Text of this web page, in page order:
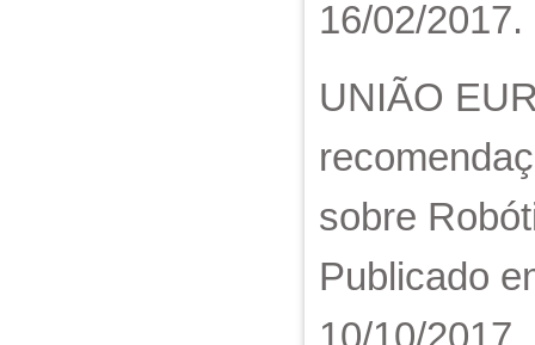
16/02/
UNIÃO
sobre
Publicado
10/10/2017.